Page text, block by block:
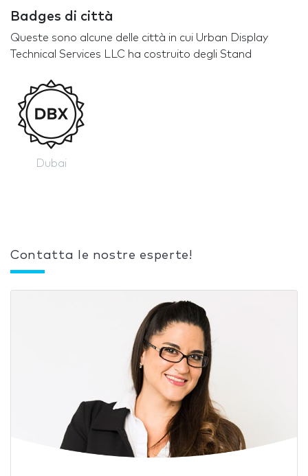
Badges di città
Queste sono alcune delle città in cui Urban Display
Technical Services LLC ha costruito degli Stand
Dubai
Contatta le nostre esperte!